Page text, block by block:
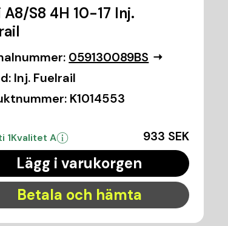
S8 4H 10-17 Inj.
059130089BS
Inj. Fuelrail
K1014553
1Kvalitet A 933 SEK
Lägg i varukorgen
Betala och hämta